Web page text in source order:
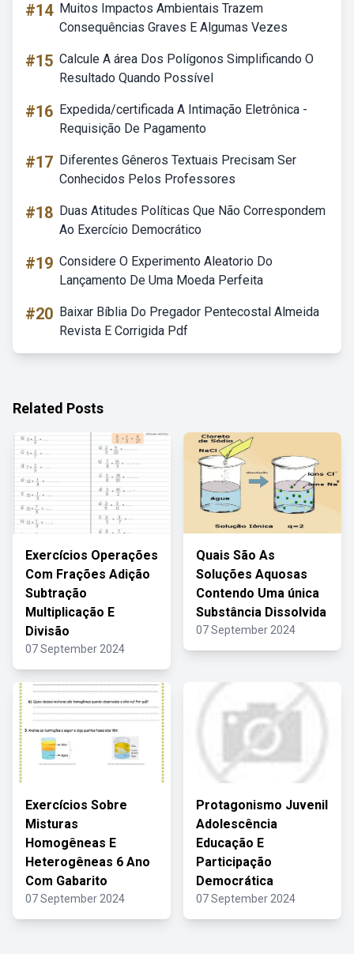
#14 Muitos Impactos Ambientais Trazem
Consequências Graves E Algumas Vezes
#15 Calcule A área Dos Polígonos Simplificando O
Resultado Quando Possível
#16 Expedida/certificada A Intimação Eletrônica -
Requisição De Pagamento
#17 Diferentes Gêneros Textuais Precisam Ser
Conhecidos Pelos Professores
#18 Duas Atitudes Políticas Que Não Correspondem
Ao Exercício Democrático
#19 Considere O Experimento Aleatorio Do
Lançamento De Uma Moeda Perfeita
#20 Baixar Bíblia Do Pregador Pentecostal Almeida
Revista E Corrigida Pdf
Related Posts
Exercícios Operações
Com Frações Adição
Subtração
Multiplicação E
Divisão
07 September 2024
Quais São As
Soluções Aquosas
Contendo Uma única
Substância Dissolvida
07 September 2024
Exercícios Sobre
Misturas
Homogêneas E
Heterogêneas 6 Ano
Com Gabarito
07 September 2024
Protagonismo Juvenil
Adolescência
Educação E
Participação
Democrática
07 September 2024